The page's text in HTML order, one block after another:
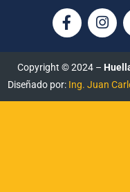
Copyright © 2024 –
Diseñado por: Ing. Juan